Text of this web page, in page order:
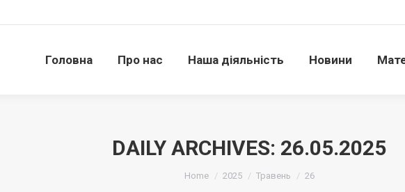
Головна Про нас Наша діяльність Новини
DAILY ARCHIVES: 26.05.2025
Home 2025 Травень 26
Головна Про нас Наша діяльність Новини